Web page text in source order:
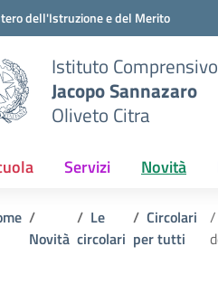
dell'Istruzione e del Merito
Istituto Comprensivo
Jacopo Sannazaro
Oliveto Citra
Servizi Novità
Novità
Le
circolari
Circolari
per tutti